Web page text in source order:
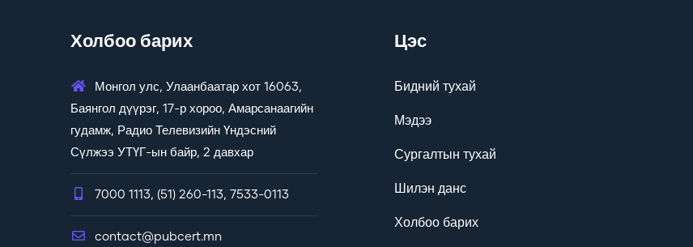
Холбоо барих
Монгол улс, Улаанбаатар хот 16063,
Баянгол дүүрэг, 17-р хороо, Амарсанаагийн
гудамж, Радио Телевизийн Үндэсний
Сүлжээ УТҮГ-ын байр, 2 давхар
7000 1113, (51) 260-113, 7533-0113
contact@pubcert.mn
Цэс
Бидний тухай
Мэдээ
Сургалтын тухай
Шилэн данс
Холбоо барих